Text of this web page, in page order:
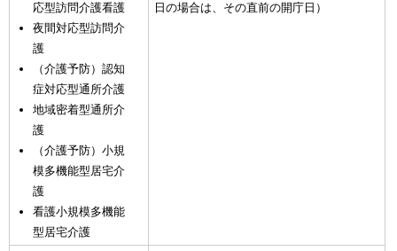
応型訪問介護看護
夜間対応型訪問介
護
（介護予防）認知
症対応型通所介護
地域密着型通所介
護
（介護予防）小規
模多機能型居宅介
護
看護小規模多機能
型居宅介護
日の場合は、その直前の開庁日）